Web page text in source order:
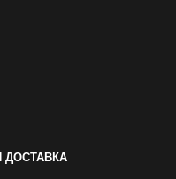
ДОСТАВКА